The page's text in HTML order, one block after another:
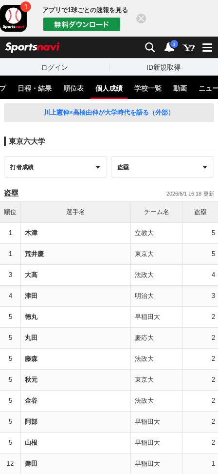
アプリで1球ごとの速報を見る
検索 通知
i
ログイン ID新規取得
日程・結果 順位表 個人成績 学校一覧 動画 ニュ
川上憲伸×高橋由伸が大学時代を語る（外部）
東京六大学
盗塁 2026/6/1 16:18
順位 選手名 チーム名 盗塁
1 木津 立教大 5
1 荒井慶 東京大 5
3 大高 法政大 4
4 津田 明治大 3
5 徳丸 早稲田大 2
5 丸田 慶応大 2
5 藤森 法政大 2
5 秋元 東京大 2
5 金谷 法政大 2
5 阿部 早稲田大 2
5 山根 早稲田大 2
12 壽田 早稲田大 1